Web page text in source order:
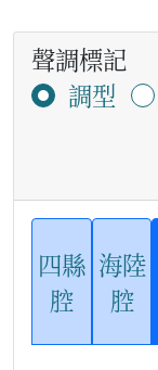
聲調標記
調型
四縣
腔
海陸
腔